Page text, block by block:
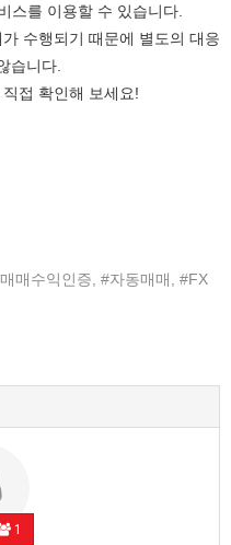
스를 이용할 수 있습니다.
수행되기 때문에 별도의 대응
습니다.
접 확인해 보세요!
매수익인증 #자동매매
#FX
1